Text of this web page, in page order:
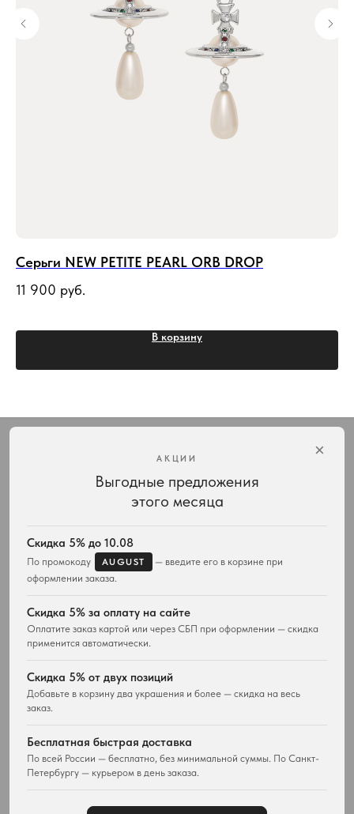
Cерьги NEW PETITE PEARL ORB DROP
11 900 руб.
В корзину
×
АКЦИИ
Выгодные предложения
этого месяца
Скидка 5% до 10.08
По промокоду AUGUST
— введите его в корзине при
оформлении заказа.
Скидка 5% за оплату на сайте
Оплатите заказ картой или через СБП при оформлении — скидка
применится автоматически.
Скидка 5% от двух позиций
Добавьте в корзину два украшения и более — скидка на весь
заказ.
Бесплатная быстрая доставка
По всей России — бесплатно, без минимальной суммы. По Санкт-
Петербургу — курьером в день заказа.
Интернет-магазин украшений Vivienne Westwood с доставкой по всей России
Весь ассортимент
Подвески и ожерелья
Серьги
Кольца
Часы
Сумки
ПОКУПАТЕЛЯМ
Доставка
Возврат товара
Отзывы покупателей
Контакты
Карта сайта
О магазине
Новости и проекты
Все материалы